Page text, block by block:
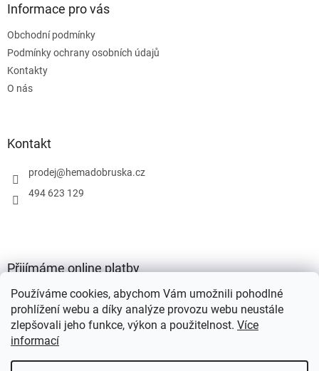
Používáme cookies, abychom Vám umožnili pohodlné
prohlížení webu a díky analýze provozu webu neustále
zlepšovali jeho funkce, výkon a použitelnost. Více
informací
Informace pro vás
Obchodní podmínky
Podmínky ochrany osobních údajů
Kontakty
O nás
Kontakt
prodej@hemadobruska.cz
494 623 129
Přijímáme online platby